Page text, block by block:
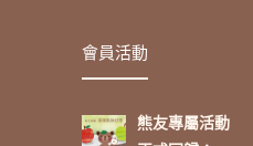
了台灣，日本
會員活動
熊友專屬活動